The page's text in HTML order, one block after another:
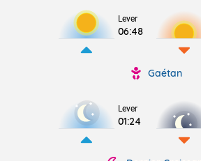
Lever
06:48
Gaétan
Lever
01:24